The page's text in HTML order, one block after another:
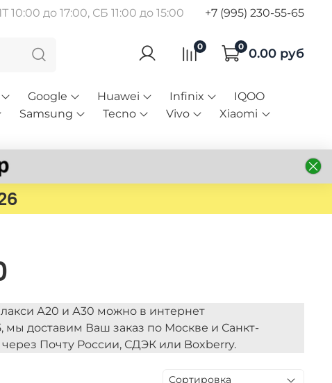
10:00 до 17:00, СБ 11:00 до 15:00 +7 (995) 230-55-65
0 0 0.00 руб
Google Huawei Infinix
IQOO
Samsung Tecno Vivo
Xiaomi
А20 и А30 можно в интернет
мы доставим Ваш заказ по Москве и Санкт-
Почту России, СДЭК или Boxberry.